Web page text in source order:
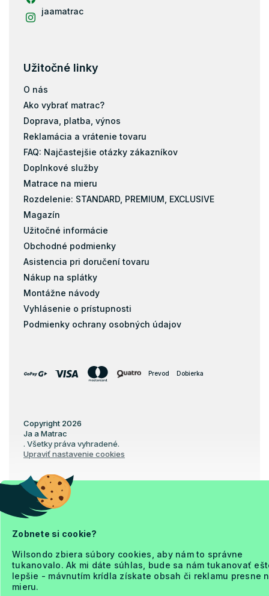
Zobnete si cookie?
Wilsondo zbiera súbory cookies, aby nám to správne
tukanovalo. Ak mi dáte súhlas, bude sa nám tukanovať
lepšie - mávnutím krídla získate obsah či reklamu presne
mieru.
jaamatrac
Užitočné linky
O nás
Ako vybrať matrac?
Doprava, platba, výnos
Reklamácia a vrátenie tovaru
FAQ: Najčastejšie otázky zákazníkov
Doplnkové služby
Matrace na mieru
Rozdelenie: STANDARD, PREMIUM, EXCLUSIVE
Magazín
Užitočné informácie
Obchodné podmienky
Asistencia pri doručení tovaru
Nákup na splátky
Montážne návody
Vyhlásenie o prístupnosti
Podmienky ochrany osobných údajov
Prevod Dobierka
Copyright 2026
Ja a Matrac
. Všetky práva vyhradené.
Upraviť nastavenie cookies